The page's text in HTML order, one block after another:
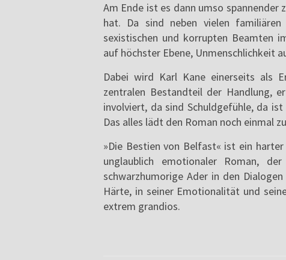
Am Ende ist es dann umso
hat. Da sind neben vielen
sexistischen und korrupten Beamten
auf höchster Ebene, Unmenschlichkeit
Dabei wird Karl Kane einerseits als
zentralen Bestandteil der Handlung,
involviert, da sind Schuldgefühle, da
Das alles lädt den Roman noch einmal
»Die Bestien von Belfast« ist ein
unglaublich emotionaler Roman,
schwarzhumorige Ader in den
Härte, in seiner Emotionalität und
extrem grandios.